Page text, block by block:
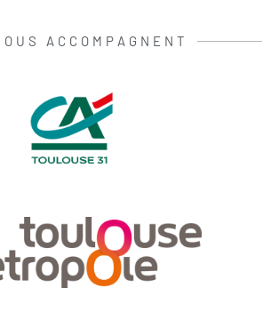
ACCOMPAGNENT